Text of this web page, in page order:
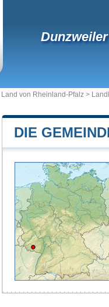
Dunzweiler
Land von Rheinland-Pfalz >
DIE